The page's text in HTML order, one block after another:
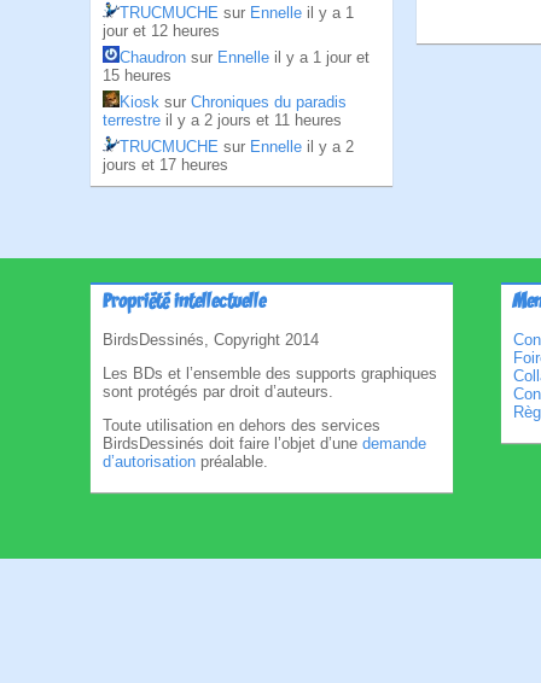
TRUCMUCHE sur Ennelle il y a 1
jour et 12 heures
Chaudron sur Ennelle il y a 1 jour et
15 heures
Kiosk sur Chroniques du paradis
terrestre il y a 2 jours et 11 heures
TRUCMUCHE sur Ennelle il y a 2
jours et 17 heures
Propriété intellectuelle
BirdsDessinés, Copyright 2014
Les BDs et l’ensemble des supports graphiques
sont protégés par droit d’auteurs.
Toute utilisation en dehors des services
BirdsDessinés doit faire l’objet d’une demande
d’autorisation préalable.